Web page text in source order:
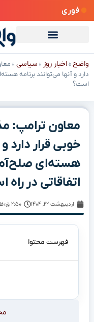
فوری
واضح »اخبار روز » سیاسی »
دارد و آنها می‌توانند برنامه
است؟
معاون ترامپ:
خوبی قرار دارد
هسته‌ای
اتفاقاتی در
اردیبهشت ۲۲, ۱۴۰۴ ۲:۵۰ ق٫ظ
فهرست محتوا